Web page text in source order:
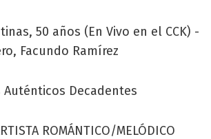
50 años (En Vivo en el CCK) -
Facundo Ramírez
Auténticos Decadentes
ROMÁNTICO/MELÓDICO